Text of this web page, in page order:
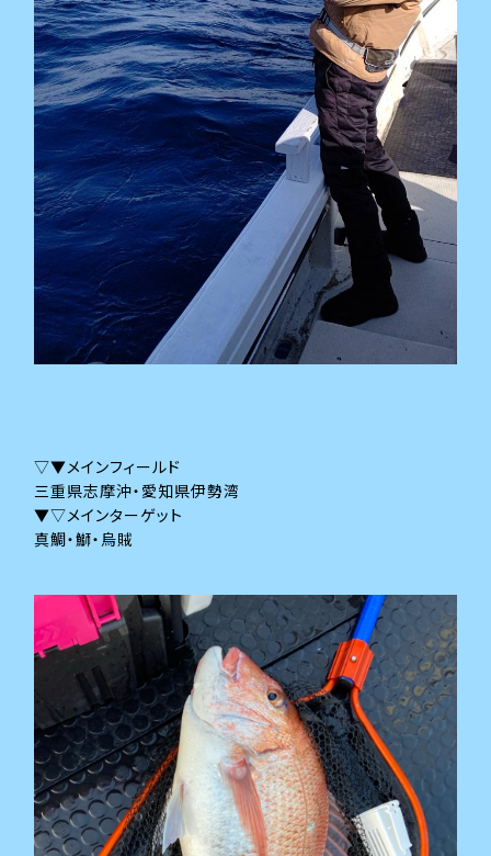
▽▼メインフィールド
三重県志摩沖・愛知県伊勢湾
▼▽メインターゲット
真鯛・鰤・烏賊